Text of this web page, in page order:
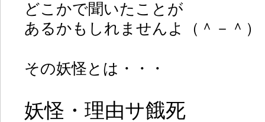
どこかで聞いたことが
あるかもしれませんよ（＾－＾）
その妖怪とは・・・
妖怪・理由サ餓死